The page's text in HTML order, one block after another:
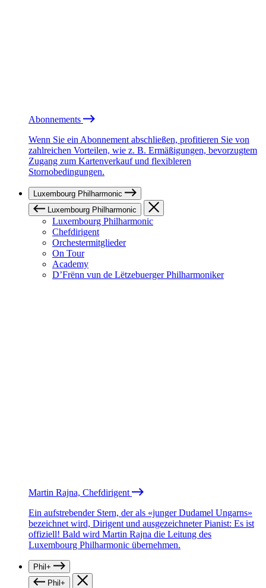
Abonnements
Wenn Sie ein Abonnement abschließen, profitieren Sie von
zahlreichen Vorteilen, wie z. B. Ermäßigungen, bevorzugtem
Zugang zum Kartenverkauf und flexibleren
Stornobedingungen.
Luxembourg Philharmonic
Luxembourg Philharmonic
Luxembourg Philharmonic
Chefdirigent
Orchestermitglieder
On Tour
Academy
D’Frënn vun de Lëtzebuerger Philharmoniker
Martin Rajna, Chefdirigent
Ein aufstrebender Stern, der als «junger Dudamel Ungarns»
bezeichnet wird, Dirigent und ausgezeichneter Pianist: Es ist
offiziell! Bald wird Martin Rajna die Leitung des
Luxembourg Philharmonic übernehmen.
Phil+
Phil+